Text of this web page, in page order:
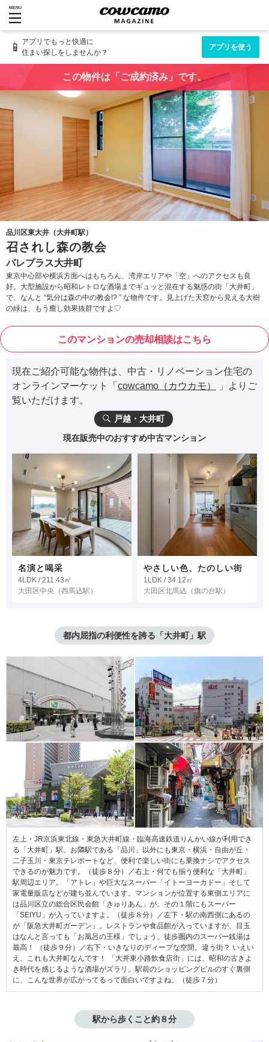
MENU
📱 アプリでもっと快適に
住まい探しをしませんか？
アプリを使う
この物件は「ご成約済み」です。
品川区東大井（大井町駅）
召されし森の教会
パレプラス大井町
東京中心部や横浜方面へはもちろん、湾岸エリアや「空」へのアクセスも良
好。大型施設から昭和レトロな酒場までギュッと混在する魅惑の街「大井町」
で、なんと “気分は森の中の教会!? ” な物件です。見上げた天窓から見える大樹
の緑は、もう癒し効果抜群ですよ♡
このマンションの売却相談はこちら
現在ご紹介可能な物件は、中古・リノベーション住宅の
オンラインマーケット「 cowcamo（カウカモ）
」よりご
覧いただけます。
戸越・大井町
現在販売中のおすすめ中古マンション
名演と喝采
4LDK / 211.43㎡
大田区中央 （西馬込駅）
やさしい色、たのしい街
1LDK / 34.12㎡
大田区北馬込 （旗の台駅）
都内屈指の利便性を誇る「大井町」駅
左上・JR京浜東北線・東急大井町線・臨海高速鉄道りんかい線が利用でき
る「大井町」駅。お隣駅である「品川」以外にも東京・横浜・自由が丘・
二子玉川・東京テレポートなど、便利で楽しい街にも乗換ナシでアクセス
できるのが魅力です。（徒歩８分）／右上・何でも揃う便利な「大井町」
駅周辺エリア。「アトレ」や巨大なスーパー「イトーヨーカドー」そして
家電量販店などが建ち並んでいます。マンションが位置する東側エリアに
は品川区立の総合区民会館「きゅりあん」が。その１階にもスーパー
「SEIYU」が入っていますよ。（徒歩８分）／左下・駅の南西側にあるの
が「阪急大井町ガーデン」。レストランや食品館が入っていますが、目玉
はなんと言っても「お風呂の王様」でしょう。徒歩圏内のスーパー銭湯は
最高！ （徒歩９分）／右下・いきなりのディープな空間。違う街？ いえい
え、これも大井町なんです！ 「大井東小路飲食店街」には、昭和の古きよ
き時代を感じるような酒場がズラリ。駅前のショッピングビルのすぐ裏側
に、こんな世界が広がってるって面白いですよね。（徒歩７分）
駅から歩くこと約８分